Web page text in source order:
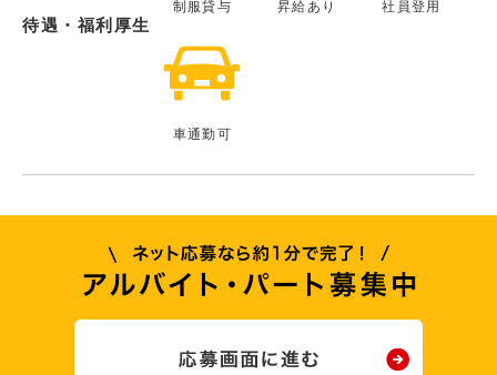
待遇・福利厚生
制服貸与 昇給あり 社員登用
車通勤可